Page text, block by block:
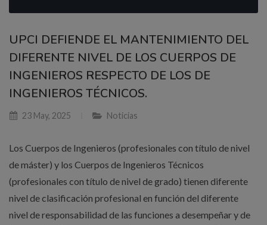
UPCI DEFIENDE EL MANTENIMIENTO DEL
DIFERENTE NIVEL DE LOS CUERPOS DE
INGENIEROS RESPECTO DE LOS DE
INGENIEROS TÉCNICOS.
23 May, 2025 Noticias
Los Cuerpos de Ingenieros (profesionales con título de nivel
de máster) y los Cuerpos de Ingenieros Técnicos
(profesionales con título de nivel de grado) tienen diferente
nivel de clasificación profesional en función del diferente
nivel de responsabilidad de las funciones a desempeñar y de